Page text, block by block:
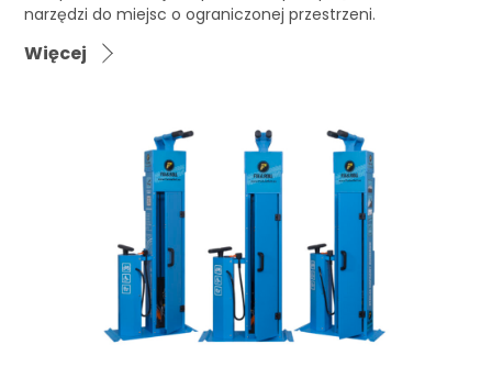
narzędzi do miejsc o ograniczonej przestrzeni.
Więcej